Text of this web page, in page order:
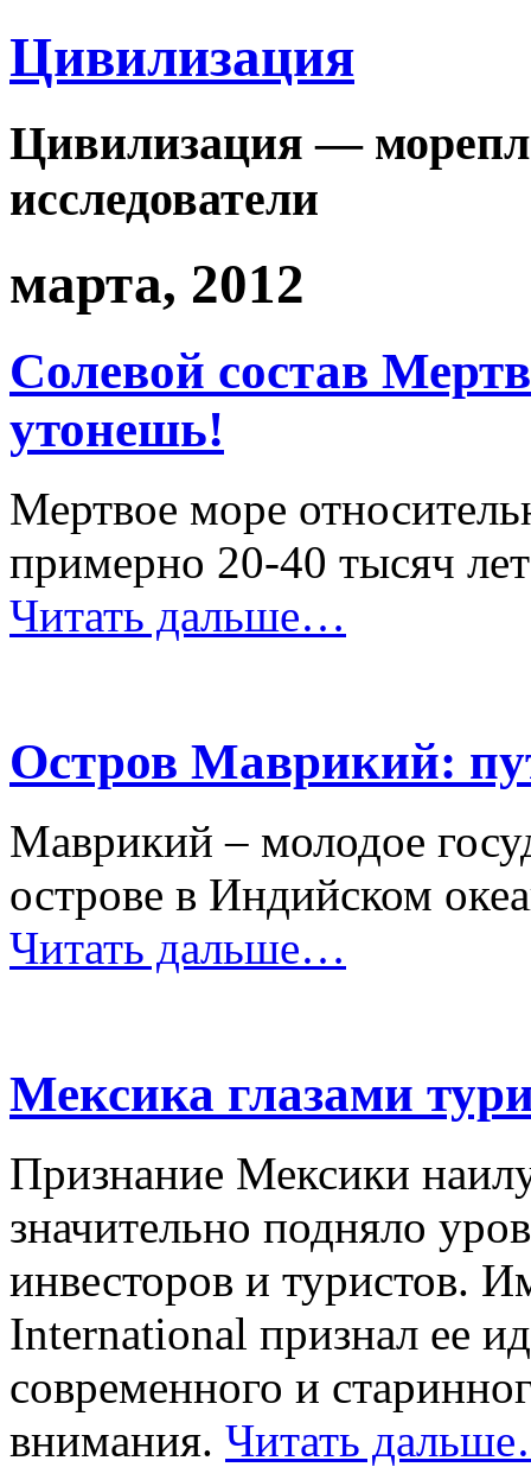
Цивилизация
Цивилизация —
исследователи
марта, 2012
Солевой состав
утонешь!
Мертвое море
примерно 20-40 тысяч
Читать дальше…
Остров Маврикий:
Маврикий – молодое
острове в Индийском
Читать дальше…
Мексика глазами
Признание Мексики
значительно подняло
инвесторов и туристов.
International признал ее
современного и
внимания. Читать